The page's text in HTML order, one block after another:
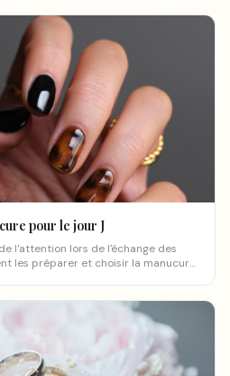
pour le jour J
l'attention lors de l'échange des
les préparer et choisir la manucure